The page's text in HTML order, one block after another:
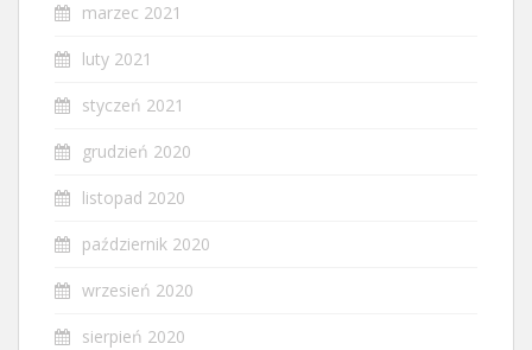
marzec 2021
luty 2021
styczeń 2021
grudzień 2020
listopad 2020
październik 2020
wrzesień 2020
sierpień 2020